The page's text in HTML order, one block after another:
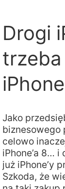
Drogi
Jako
biznesowego
celowo
iPhone’a 8…
już iPhone’y
Szkoda, że